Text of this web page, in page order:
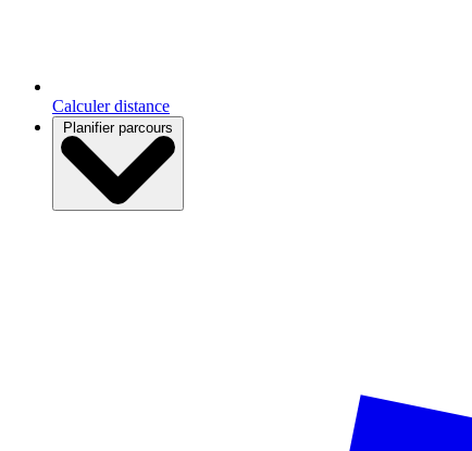
Calculer distance
Planifier parcours